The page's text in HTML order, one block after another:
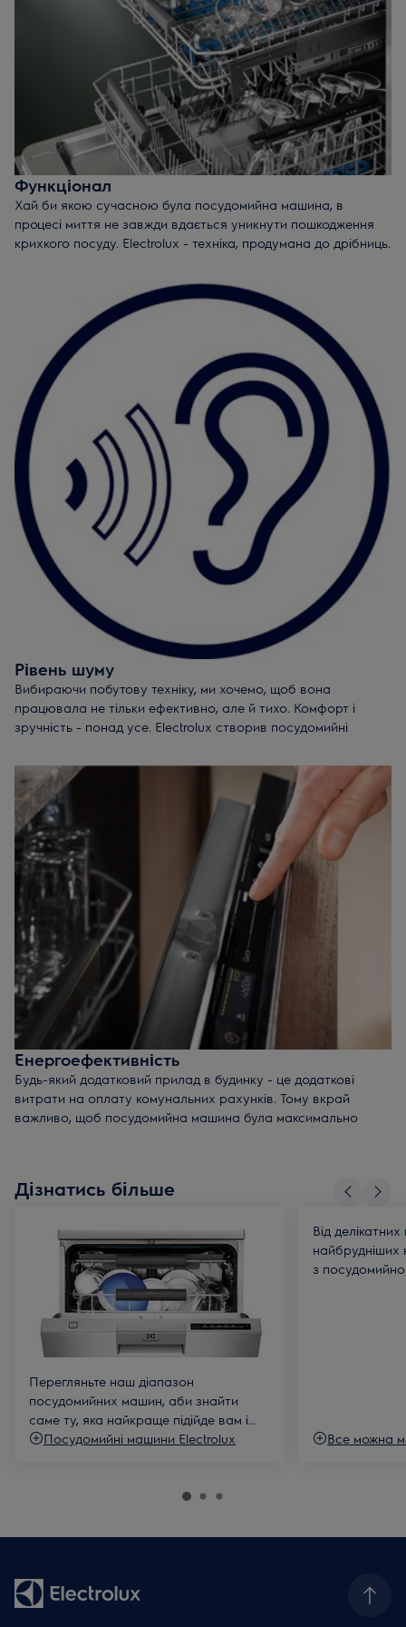
розрахована на 9 комплектів посуду.
Компактна техніка- економить місце, ресурси,
розрахована на 6 комплектів посуду. Оптимальне
рішення для невеликої сім'ї.
Функціонал
Хай би якою сучасною була посудомийна машина, в
процесі миття не завжди вдається уникнути пошкодження
крихкого посуду. Electrolux - техніка, продумана до дрібниць.
келихів - формула дбайливого догляду навіть за найбільш
крихким посудом.
Унікальні гумові тримачі
для келихів SoftGrip і
спеціальна програма для скла GlassCare 45° -
комбінація, яка забезпечить максимально дбайливий
догляд за крихким посудом.
5-рівнева система
розбризкування гарантує
ефективне миття посуду на всіх рівнях посудомийної
Intensive 70°- інтенсивна програма, яка ефективно
впорається навіть із найбільш забрудненим посудом.
Рівень шуму
Вибираючи побутову техніку, ми хочемо, щоб вона
працювала не тільки ефективно, але й тихо. Комфорт і
зручність - понад усе. Electrolux створив посудомийні
Преміальні моделі техніки створюють рівень шуму, нижчий,
ніж при звичайній тихій розмові. Лише 39 дБ. Режим SilentPlus
дає змогу знизити рівень шуму в процесі роботи до
неймовірних 37 дБ. Такого рівня шуму конструкторам
вдалося досягти завдяки комбінації спеціальної системи
шумоізоляції і особливої конструкції корпусу. Тиху роботу
також забезпечує унікальний насос на базі інверторного
двигуна.
Енергоефективність
Будь-який додатковий прилад в будинку - це додаткові
витрати на оплату комунальних рахунків. Тому вкрай
важливо, щоб посудомийна машина була максимально
температури.
від рівня забруднення посуду.
FlexiWash- режим, який дозволяє мити одночасно
крихкий і сильно забруднений посуд. Одне
завантаження – оптимально економна витрата води і
електроенергії.
Дізнатись більше
Перегляньте наш діапазон
посудомийних машин, аби знайти
саме ту, яка найкраще підійде вам і
вашій кухні.
Посудомийні машини Electrolux
Від
найбрудніших
з
Все можна